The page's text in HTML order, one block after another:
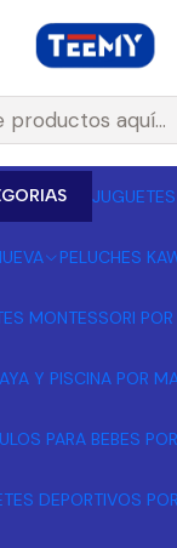
PELUCHES
MONTESSORI POR
Y PISCINA POR
PARA BEBES
DEPORTIVOS